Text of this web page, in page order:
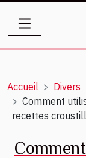
Accueil
Divers
Comment
recettes